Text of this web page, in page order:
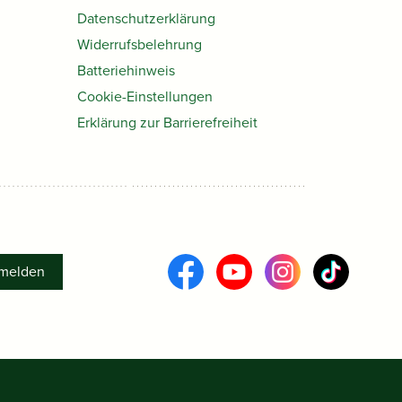
Datenschutzerklärung
Widerrufsbelehrung
Batteriehinweis
Cookie-Einstellungen
Erklärung zur Barrierefreiheit